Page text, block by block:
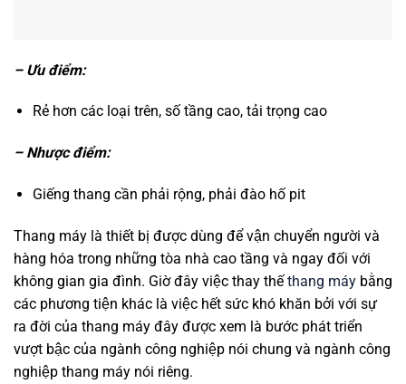
– Ưu điểm:
Rẻ hơn các loại trên, số tầng cao, tải trọng cao
– Nhược điểm:
Giếng thang cần phải rộng, phải đào hố pit
Thang máy là thiết bị được dùng để vận chuyển người và
hàng hóa trong những tòa nhà cao tầng và ngay đối với
không gian gia đình. Giờ đây việc thay thếthang máy bằng
các phương tiện khác là việc hết sức khó khăn bởi với sự
ra đời của thang máy đây được xem là bước phát triển
vượt bậc của ngành công nghiệp nói chung và ngành công
nghiệp thang máy nói riêng.